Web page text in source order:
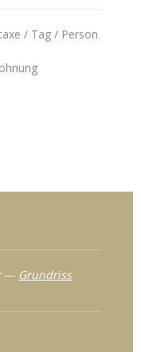
/ Tag / Person
― Grundriss